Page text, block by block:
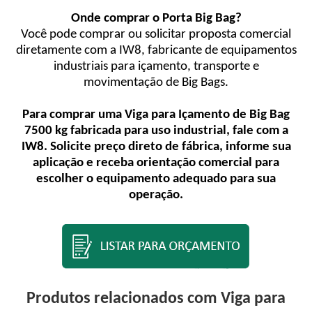
Onde comprar o Porta Big Bag?
Você pode comprar ou solicitar proposta comercial
diretamente com a IW8, fabricante de equipamentos
industriais para içamento, transporte e
movimentação de Big Bags.
Para comprar uma Viga para Içamento de Big Bag
7500 kg fabricada para uso industrial, fale com a
IW8. Solicite preço direto de fábrica, informe sua
aplicação e receba orientação comercial para
escolher o equipamento adequado para sua
operação.
Produtos relacionados com Viga para